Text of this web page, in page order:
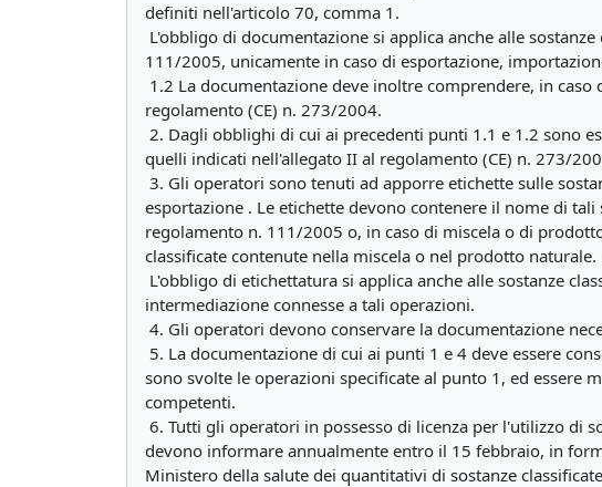
definiti nell'articolo 70, comma 1.
L'obbligo di documentazione si applica anche alle
111/2005, unicamente in caso di esportazione,
1.2 La documentazione deve inoltre comprendere, in
regolamento (CE) n. 273/2004.
2. Dagli obblighi di cui ai precedenti punti 1.1 e 1.2 sono
quelli indicati nell'allegato II al regolamento (CE) n. 273/
3. Gli operatori sono tenuti ad apporre etichette sulle
esportazione . Le etichette devono contenere il nome di
regolamento n. 111/2005 o, in caso di miscela o di
classificate contenute nella miscela o nel prodotto
L'obbligo di etichettatura si applica anche alle sostanze
intermediazione connesse a tali operazioni.
4. Gli operatori devono conservare la documentazione
5. La documentazione di cui ai punti 1 e 4 deve essere
sono svolte le operazioni specificate al punto 1, ed essere
competenti.
6. Tutti gli operatori in possesso di licenza per l'utilizzo di
devono informare annualmente entro il 15 febbraio, in
Ministero della salute dei quantitativi di sostanze